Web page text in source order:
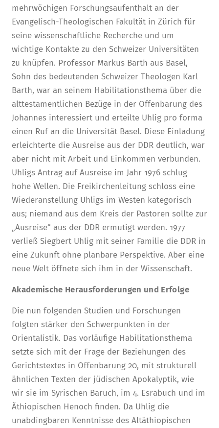
mehrwöchigen Forschungsaufenthalt an der
Evangelisch-Theologischen Fakultät in Zürich für
seine wissenschaftliche Recherche und um
wichtige Kontakte zu den Schweizer Universitäten
zu knüpfen. Professor Markus Barth aus Basel,
Sohn des bedeutenden Schweizer Theologen Karl
Barth, war an seinem Habilitationsthema über die
alttestamentlichen Bezüge in der Offenbarung des
Johannes interessiert und erteilte Uhlig pro forma
einen Ruf an die Universität Basel. Diese Einladung
erleichterte die Ausreise aus der DDR deutlich, war
aber nicht mit Arbeit und Einkommen verbunden.
Uhligs Antrag auf Ausreise im Jahr 1976 schlug
hohe Wellen. Die Freikirchenleitung schloss eine
Wiederanstellung Uhligs im Westen kategorisch
aus; niemand aus dem Kreis der Pastoren sollte zur
„Ausreise“ aus der DDR ermutigt werden. 1977
verließ Siegbert Uhlig mit seiner Familie die DDR in
eine Zukunft ohne planbare Perspektive. Aber eine
neue Welt öffnete sich ihm in der Wissenschaft.
Akademische Herausforderungen und Erfolge
Die nun folgenden Studien und Forschungen
folgten stärker den Schwerpunkten in der
Orientalistik. Das vorläufige Habilitationsthema
setzte sich mit der Frage der Beziehungen des
Gerichtstextes in Offenbarung 20, mit strukturell
ähnlichen Texten der jüdischen Apokalyptik, wie
wir sie im Syrischen Baruch, im 4. Esrabuch und im
Äthiopischen Henoch finden. Da Uhlig die
unabdingbaren Kenntnisse des Altäthiopischen